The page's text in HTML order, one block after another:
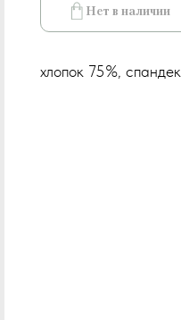
Нет в наличии
хлопок 75%,